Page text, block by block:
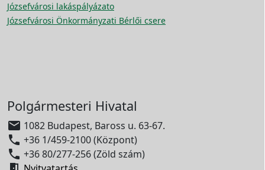
Józsefvárosi lakáspályázato
Józsefvárosi Önkormányzati Bérlői csere
Polgármesteri Hivatal
 1082 Budapest, Baross u. 63-67.
 +36 1/459-2100 (Központ)
 +36 80/277-256 (Zöld szám)